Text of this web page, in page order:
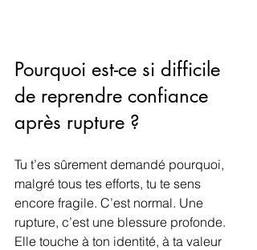
Pourquoi est-ce si difficile
de reprendre confiance
après rupture ?
Tu t’es sûrement demandé pourquoi,
malgré tous tes efforts, tu te sens
encore fragile. C’est normal. Une
rupture, c’est une blessure profonde.
Elle touche à ton identité, à ta valeur